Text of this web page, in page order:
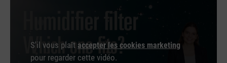
S'il vous plaît accepter les cookies marketing
pour regarder cette vidéo.